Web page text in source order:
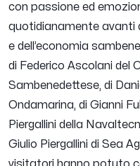
con passione ed
quotidianamente avanti
e dell’economia
di Federico Ascolani del
Sambenedettese, di
Ondamarina, di Gianni
Piergallini della
Giulio Piergallini di Sea
visitatori hanno potuto